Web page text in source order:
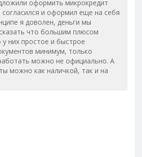
оформить микрокредит
и оформил еще на себя
я доволен, деньги мы
что большим плюсом
них простое и быстрое
минимум, только
можно не официально. А
можно как наличкой, так и на